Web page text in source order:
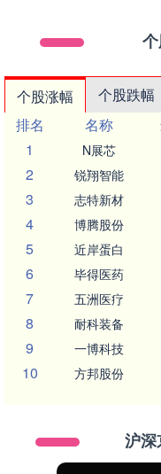
个股涨幅 个股跌幅
排名
名称
1
N展芯
2 锐翔智能
3 志特新材
4 博腾股份
5 近岸蛋白
6 毕得医药
7 五洲医疗
8 耐科装备
9 一博科技
10 方邦股份
沪深